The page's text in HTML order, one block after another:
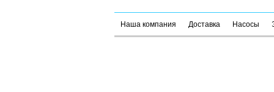
Наша компания Доставка Насосы